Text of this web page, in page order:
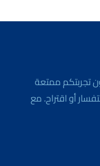
تجربتكم ممتعة
أو اقتراح. مع